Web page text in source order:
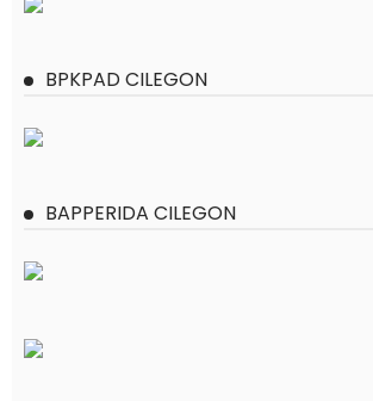
BPKPAD CILEGON
BAPPERIDA CILEGON